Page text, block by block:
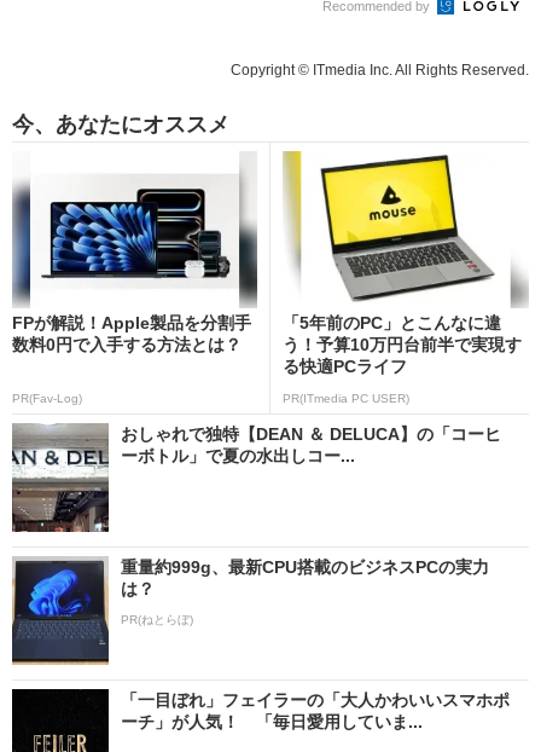
Recommended by
Copyright © ITmedia Inc. All Rights Reserved.
今、あなたにオススメ
FPが解説！Apple製品を分割手
数料0円で入手する方法とは？
PR(Fav-Log)
「5年前のPC」とこんなに違
う！予算10万円台前半で実現す
る快適PCライフ
PR(ITmedia PC USER)
おしゃれで独特【DEAN ＆ DELUCA】の「コーヒ
ーボトル」で夏の水出しコー...
重量約999g、最新CPU搭載のビジネスPCの実力
は？
PR(ねとらぼ)
「一目ぼれ」フェイラーの「大人かわいいスマホポ
ーチ」が人気！ 「毎日愛用していま...